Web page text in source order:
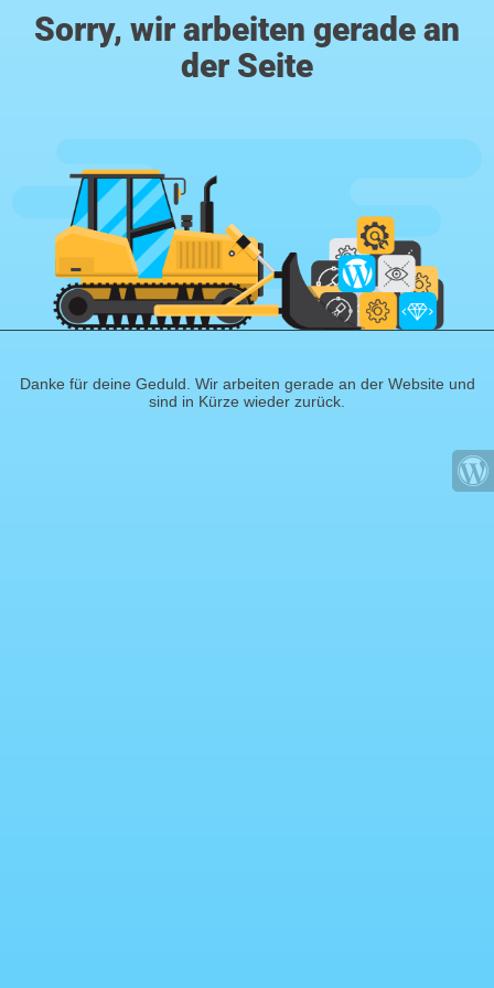
Sorry, wir arbeiten gerade an
der Seite
Danke für deine Geduld. Wir arbeiten gerade an der Website und
sind in Kürze wieder zurück.